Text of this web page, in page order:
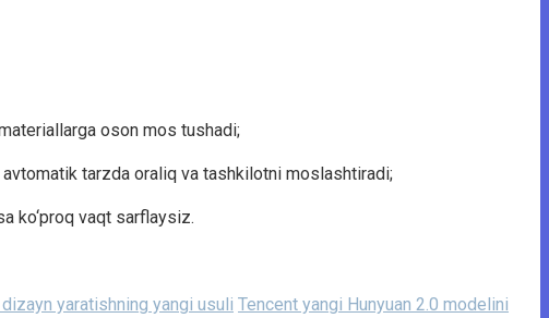
oson mos tushadi;
tarzda oraliq va tashkilotni moslashtiradi;
ko‘proq vaqt sarflaysiz.
yaratishning yangi usuli Tencent yangi Hunyuan 2.0 modelini